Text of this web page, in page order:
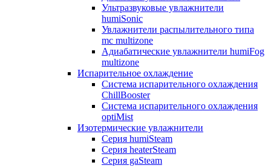
Ультразвуковые увлажнители
humiSonic
Увлажнители распылительного типа
mc multizone
Адиабатические увлажнители humiFog
multizone
Испарительное охлаждение
Система испарительного охлаждения
ChillBooster
Система испарительного охлаждения
optiMist
Изотермические увлажнители
Серия humiSteam
Серия heaterSteam
Серия gaSteam